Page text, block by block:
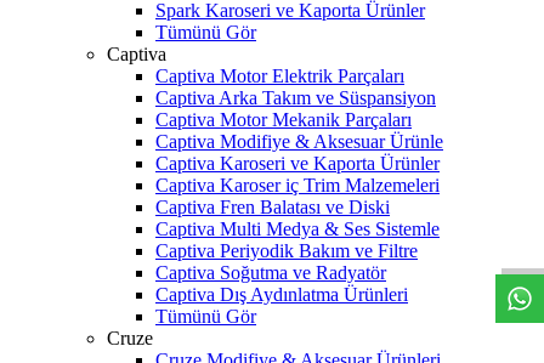
Spark Karoseri ve Kaporta Ürünler
Tümünü Gör
Captiva
Captiva Motor Elektrik Parçaları
Captiva Arka Takım ve Süspansiyon
Captiva Motor Mekanik Parçaları
Captiva Modifiye & Aksesuar Ürünle
Captiva Karoseri ve Kaporta Ürünler
Captiva Karoser iç Trim Malzemeleri
Captiva Fren Balatası ve Diski
Captiva Multi Medya & Ses Sistemle
Captiva Periyodik Bakım ve Filtre
Captiva Soğutma ve Radyatör
Captiva Dış Aydınlatma Ürünleri
Tümünü Gör
Cruze